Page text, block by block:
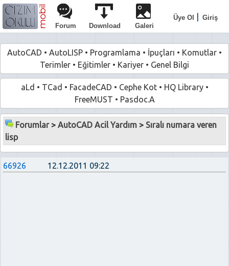
Üye Ol
Giriş
Forum
Download Galeri
AutoCAD • AutoLISP • Programlama • İpuçları • Komutlar •
Terimler • Eğitimler • Kariyer • Genel Bilgi
aLd • TCad • FacadeCAD • Cephe Kot• HQ Library•
FreeMUST • Pasdoc.A
Forumlar>AutoCAD Acil Yardım >Sıralı numara veren
lisp
66926 12.12.2011 09:22